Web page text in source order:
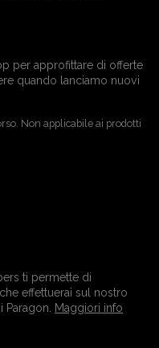
per approfittare di offerte
quando lanciamo nuovi
Non applicabile ai prodotti
ti permette di
effettuerai sul nostro
Maggiori info